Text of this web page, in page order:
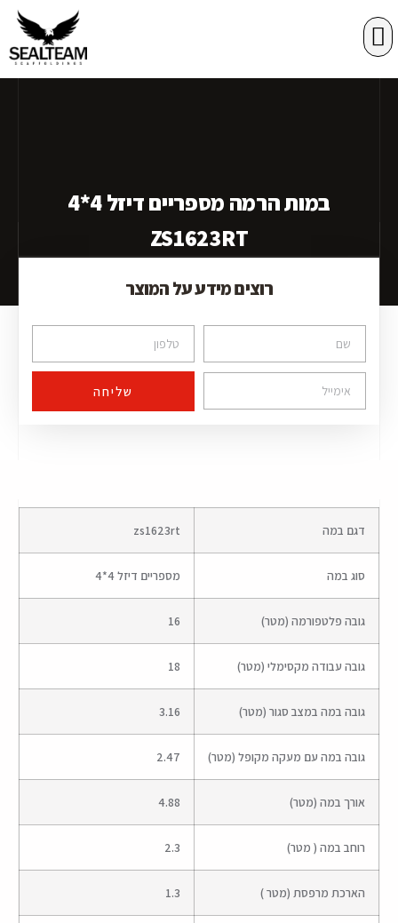
במות הרמה מספריים דיזל 4*4
ZS1623RT
רוצים מידע על המוצר
שליחה
דגם במה zs1623rt
סוג במה מספריים דיזל 4*4
גובה פלטפורמה (מטר) 16
גובה עבודה מקסימלי (מטר) 18
גובה במה במצב סגור (מטר) 3.16
גובה במה עם מעקה מקופל (מטר) 2.47
אורך במה (מטר) 4.88
רוחב במה ( מטר) 2.3
הארכת מרפסת (מטר ) 1.3